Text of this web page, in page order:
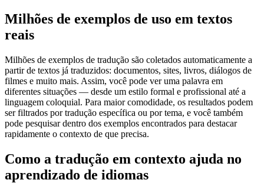
Milhões de exemplos de uso em textos
reais
Milhões de exemplos de tradução são coletados automaticamente a
partir de textos já traduzidos: documentos, sites, livros, diálogos de
filmes e muito mais. Assim, você pode ver uma palavra em
diferentes situações — desde um estilo formal e profissional até a
linguagem coloquial. Para maior comodidade, os resultados podem
ser filtrados por tradução específica ou por tema, e você também
pode pesquisar dentro dos exemplos encontrados para destacar
rapidamente o contexto de que precisa.
Como a tradução em contexto ajuda no
aprendizado de idiomas